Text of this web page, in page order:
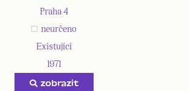
Praha 4
neurčeno
Existující
1971
zobrazit